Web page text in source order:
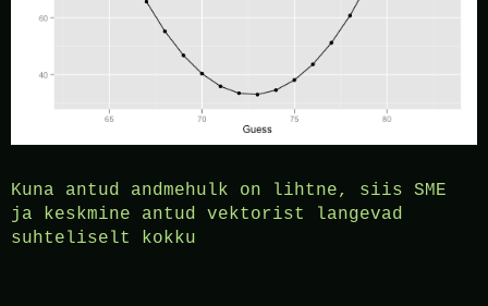
Kuna antud andmehulk on lihtne, siis SME
ja keskmine antud vektorist langevad
suhteliselt kokku